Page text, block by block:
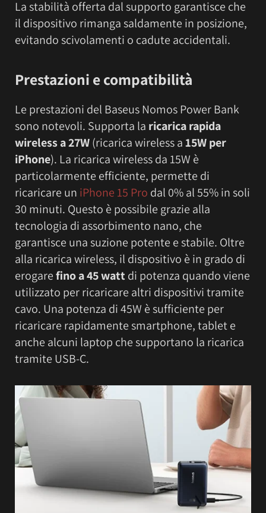
La stabilità offerta dal supporto garantisce che
il dispositivo rimanga saldamente in posizione,
evitando scivolamenti o cadute accidentali.
Prestazioni e compatibilità
Le prestazioni del Baseus Nomos Power Bank
sono notevoli. Supporta la ricarica rapida
wireless a 27W(ricarica wireless a15W per
iPhone). La ricarica wireless da 15W è
particolarmente efficiente, permette di
ricaricare un iPhone 15 Pro dal 0% al 55% in soli
30 minuti. Questo è possibile grazie alla
tecnologia di assorbimento nano, che
garantisce una suzione potente e stabile. Oltre
alla ricarica wireless, il dispositivo è in grado di
erogarefino a 45 watt di potenza quando viene
utilizzato per ricaricare altri dispositivi tramite
cavo. Una potenza di 45W è sufficiente per
ricaricare rapidamente smartphone, tablet e
anche alcuni laptop che supportano la ricarica
tramite USB-C.